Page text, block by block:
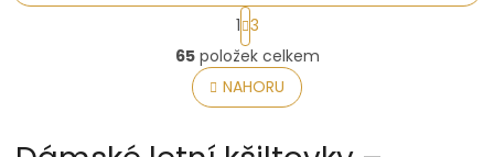
O
v
l
á
a
S
t
r
á
n
k
v
1 3
65položek celkem
NAHORU